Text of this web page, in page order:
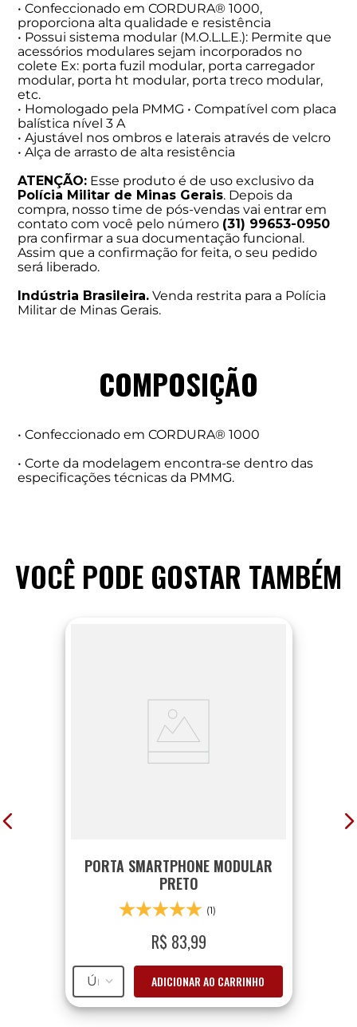
• Confeccionado em CORDURA® 1000,
proporciona alta qualidade e resistência
• Possui sistema modular (M.O.L.L.E.): Permite que
acessórios modulares sejam incorporados no
colete Ex: porta fuzil modular, porta carregador
modular, porta ht modular, porta treco modular,
etc.
• Homologado pela PMMG • Compatível com placa
balística nível 3 A
• Ajustável nos ombros e laterais através de velcro
• Alça de arrasto de alta resistência
ATENÇÃO: Esse produto é de uso exclusivo da
Polícia Militar de Minas Gerais. Depois da
compra, nosso time de pós-vendas vai entrar em
contato com você pelo número (31) 99653-0950
pra confirmar a sua documentação funcional.
Assim que a confirmação for feita, o seu pedido
será liberado.
Indústria Brasileira. Venda restrita para a Polícia
Militar de Minas Gerais.
COMPOSIÇÃO
• Confeccionado em CORDURA® 1000
• Corte da modelagem encontra-se dentro das
especificações técnicas da PMMG.
VOCÊ PODE GOSTAR TAMBÉM
PORTA SMARTPHONE MODULAR
PRETO
(1)
R$ 83,99
Único ADICIONAR AO CARRINHO